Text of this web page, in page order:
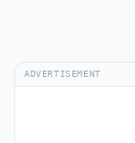
ADVERTISEMENT